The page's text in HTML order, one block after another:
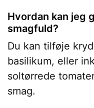
Hvordan kan jeg
smagfuld?
Du kan tilføje
basilikum, eller
soltørrede
smag.